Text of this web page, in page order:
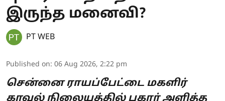
இருந்த மனைவி?
PT WEB
Published on: 06 Aug 2026, 2:22 pm
சென்னை ராயப்பேட்டை மகளிர்